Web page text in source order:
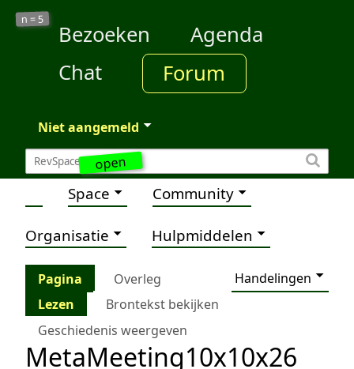
open
n = 5
Bezoeken
Agenda
Chat
Forum
Niet aangemeld
Space Community
Organisatie Hulpmiddelen
Pagina Overleg
Handelingen
Lezen
Brontekst bekijken
Geschiedenis weergeven
MetaMeeting10x10x26